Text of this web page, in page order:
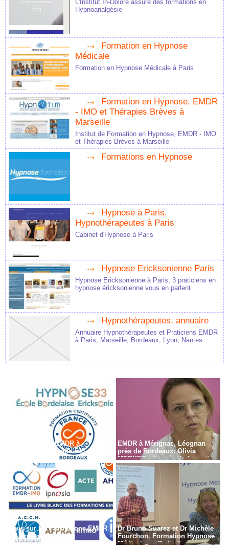
L'Institut In-Dolore assure des formations en
Hypnoanalgésie
Formation en Hypnose
Médicale
Formation en Hypnose Médicale à Paris
Formation en Hypnose, EMDR
- IMO et Thérapies Brèves à
Marseille
Institut de Formation en Hypnose, EMDR - IMO
et Thérapies Brèves à Marseille
Formations en Hypnose
Hypnose à Paris.
Hypnothérapeutes à Paris
Cabinet d'Hypnose à Paris
Hypnose Ericksonienne Paris
Hypnose Ericksonienne à Paris, 3 praticiens en
hypnose éricksonienne vous en parlent
Hypnothérapeutes, annuaire
Annuaire Hypnothérapeutes et Praticiens EMDR
à Paris, Marseille, Bordeaux, Lyon, Nantes
Formation en EMDR à
Bordeaux - Gironde - 33
EMDR à Mérignac, Léognan
près de Bordeaux: Olivia
MERKES, chargée de formation
Avis sur les Formations EMDR
en France
Dr Bruno Suarez et Dr Michèle
Fourchon. Formation Hypnose
Médicale en Radiodiagnostic,